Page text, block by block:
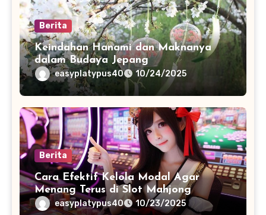
Berita
Keindahan Hanami dan Maknanya
dalam Budaya Jepang
easyplatypus40 10/24/2025
Berita
Cara Efektif Kelola Modal Agar
Menang Terus di Slot Mahjong
easyplatypus40 10/23/2025